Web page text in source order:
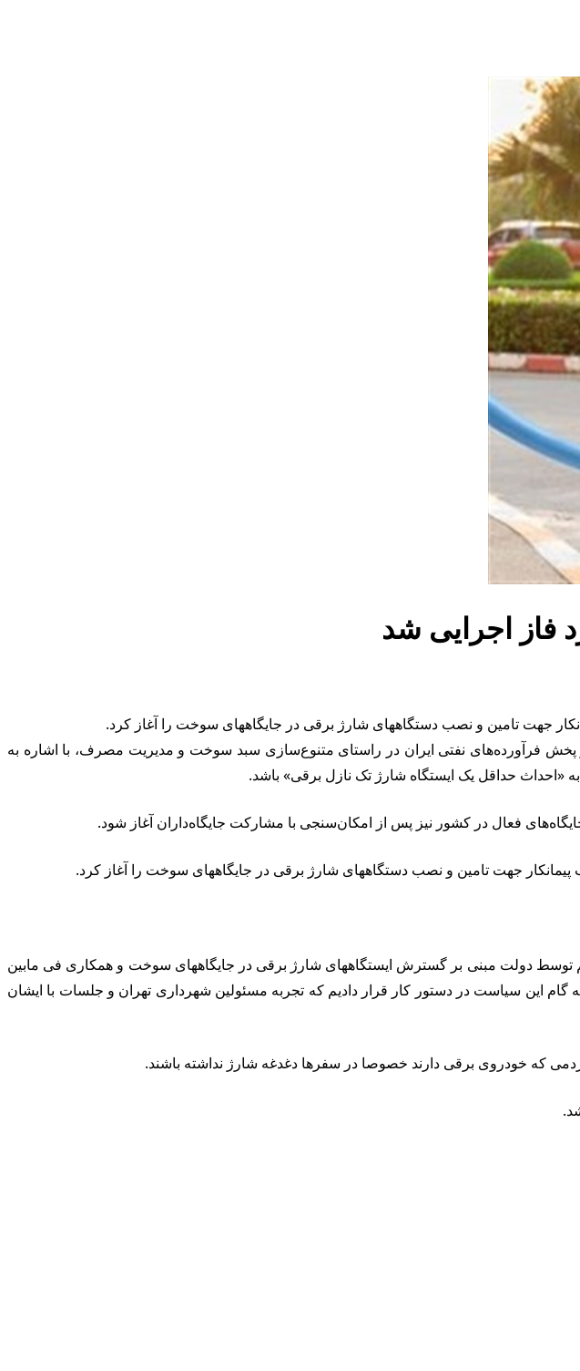
فاز اجرایی شد
جهت تامین و نصب دستگاههای شارژ برقی در جایگاههای سوخت را آغاز کرد.
فرآورده‌های نفتی ایران در راستای متنوع‌سازی سبد سوخت و مدیریت مصرف، با اشاره به
حداقل یک ایستگاه شارژ تک نازل برقی» باشد.
فعال در کشور نیز پس از امکان‌سنجی با مشارکت جایگاه‌داران آغاز شود.
جهت تامین و نصب دستگاههای شارژ برقی در جایگاههای سوخت را آغاز کرد.
دولت مبنی بر گسترش ایستگاههای شارژ برقی در جایگاههای سوخت و همکاری فی مابین
این سیاست در دستور کار قرار دادیم که تجربه مسئولین شهرداری تهران و جلسات با ایشان
که خودروی برقی دارند خصوصا در سفرها دغدغه شارژ نداشته باشند.